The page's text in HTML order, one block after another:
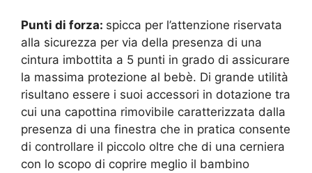
Punti di forza: spicca per l’attenzione riservata
alla sicurezza per via della presenza di una
cintura imbottita a 5 punti in grado di assicurare
la massima protezione al bebè. Di grande utilità
risultano essere i suoi accessori in dotazione tra
cui una capottina rimovibile caratterizzata dalla
presenza di una finestra che in pratica consente
di controllare il piccolo oltre che di una cerniera
con lo scopo di coprire meglio il bambino